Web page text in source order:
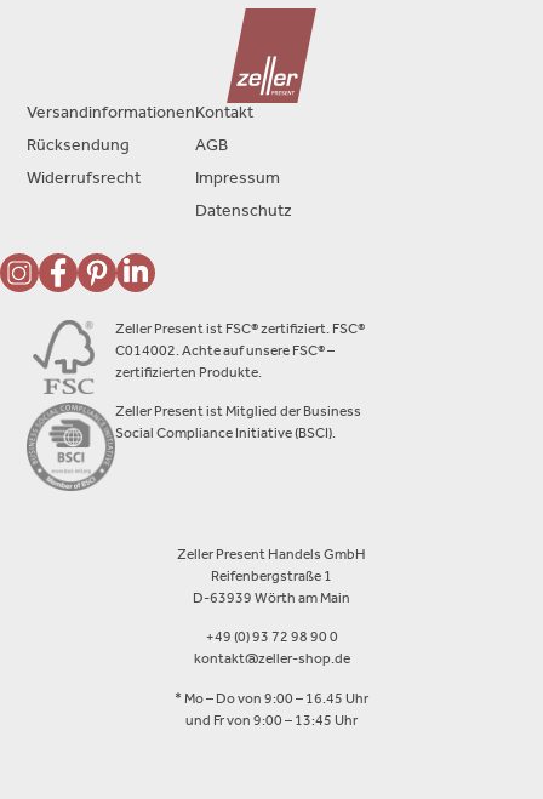
Zeller Present ist FSC® zertifiziert. FSC®
C014002. Achte auf unsere FSC® –
zertifizierten Produkte.
Zeller Present ist Mitglied der Business
Social Compliance Initiative (BSCI).
Zeller Present Handels GmbH
Reifenbergstraße 1
D-63939 Wörth am Main
+49 (0) 93 72 98 90 0
kontakt@zeller-shop.de
* Mo – Do von 9:00 – 16.45 Uhr
und Fr von 9:00 – 13:45 Uhr
Versandinformationen
Rücksendung
Widerrufsrecht
Kontakt
AGB
Impressum
Datenschutz